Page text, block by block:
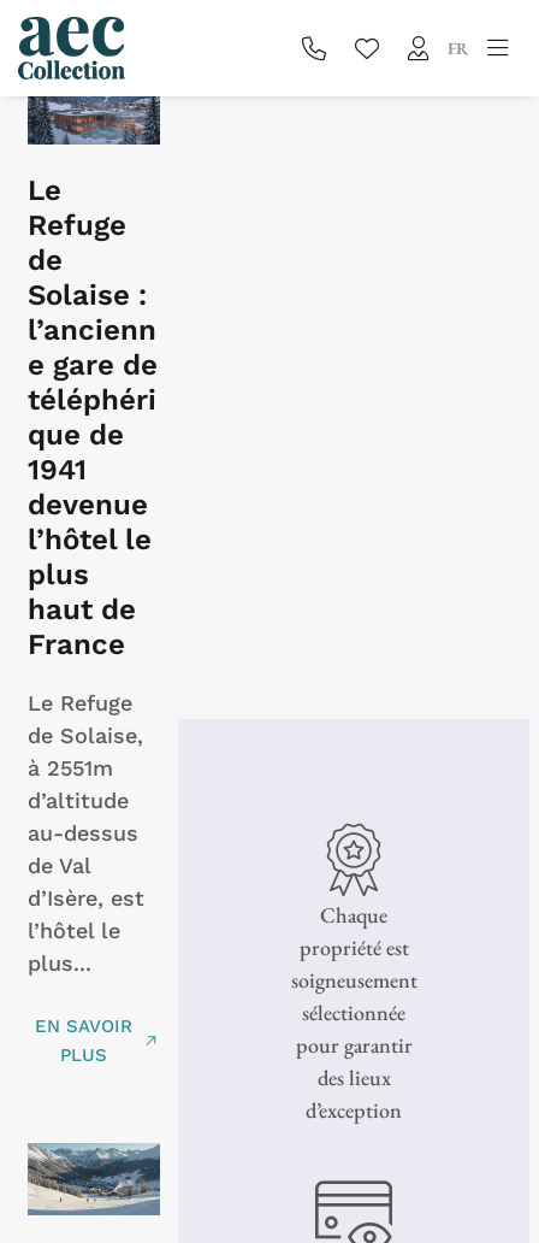
FR
Blog
Le
Refuge
de
Solaise :
l’ancienn
e gare de
téléphéri
que de
1941
devenue
l’hôtel le
plus
haut de
France
Le Refuge
de Solaise,
à 2551m
d’altitude
au-dessus
de Val
d’Isère, est
l’hôtel le
plus...
EN SAVOIR
PLUS
Chaque
propriété est
soigneusement
sélectionnée
pour garantir
des lieux
d’exception